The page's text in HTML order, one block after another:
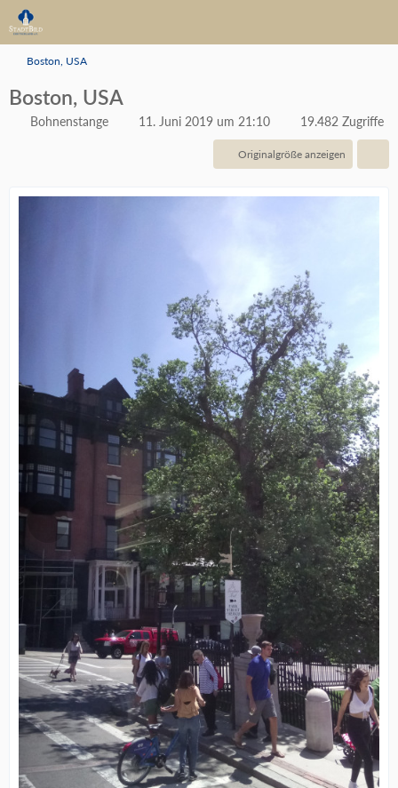
Boston, USA
Boston, USA
Bohnenstange 11. Juni 2019 um 21:10 19.482 Zugriffe
Originalgröße anzeigen